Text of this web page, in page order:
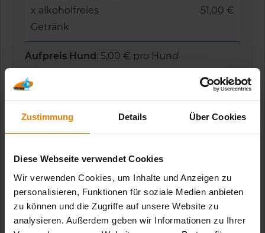
Zustimmung Details Über Cookies
Diese Webseite verwendet Cookies
Wir verwenden Cookies, um Inhalte und Anzeigen zu
personalisieren, Funktionen für soziale Medien anbieten
zu können und die Zugriffe auf unsere Website zu
analysieren. Außerdem geben wir Informationen zu Ihrer
x alkoholfreies
Getränk
51,00 €
Aufpreis Hund: 5,00 € pro Hund
Aufpreis Kanadier magenta:
15,00 € pro
Allgemeine Informationen
Wassersportregeln